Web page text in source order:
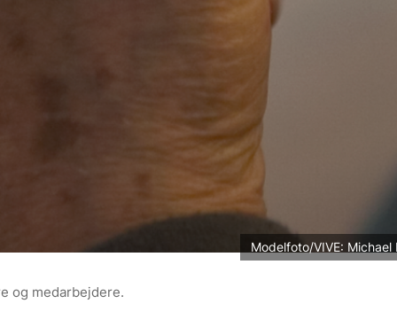
Modelfoto/VIVE: Michael
og medarbejdere.